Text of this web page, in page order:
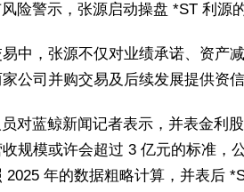
险警示，张源启动操盘 *ST 利源
中，张源不仅对业绩承诺、资产
公司并购交易及后续发展提供资信
对蓝鲸新闻记者表示，并表金利
规模或许会超过 3 亿元的标准，
2025 年的数据粗略计算，并表后